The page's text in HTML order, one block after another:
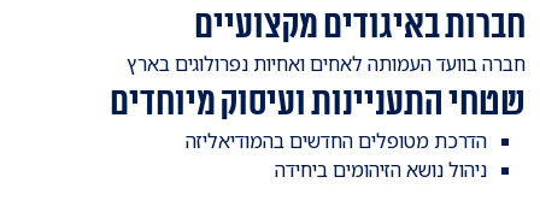
חברות באיגודים מקצועיים
חברה בוועד העמותה לאחים ואחיות נפרולוגים בארץ
שטחי התעניינות ועיסוק מיוחדים
הדרכת מטופלים החדשים בהמודיאליזה
ניהול נושא הזיהומים ביחידה